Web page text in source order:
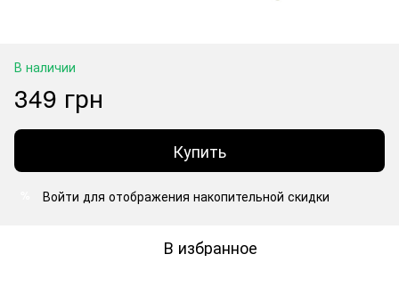
В наличии
349 грн
Купить
Войти для отображения накопительной скидки
В избранное